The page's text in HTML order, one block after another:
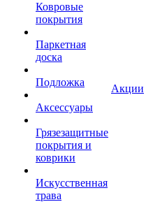
Ковровые
покрытия
Паркетная
доска
Подложка
Аксессуары
Грязезащитные
покрытия и
коврики
Искусственная
трава
Акции